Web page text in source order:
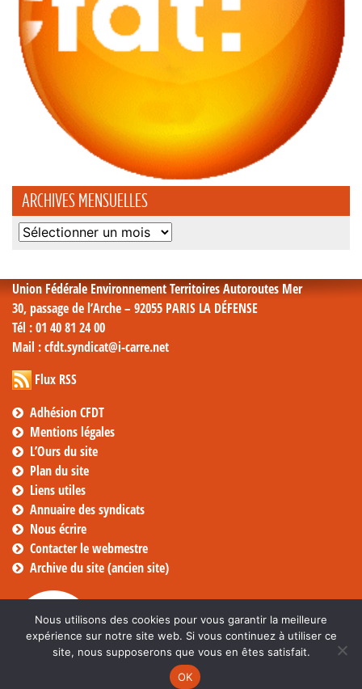
ARCHIVES MENSUELLES
Archives
Union Fédérale Environnement Territoires Autoroutes Mer
30, passage de l’Arche – 92055 PARIS LA DÉFENSE
Tél : 01 40 81 24 00
Mail : cfdt.syndicat@i-carre.net
Flux RSS
Adhésion CFDT
Mentions légales
L’Ours du site
Plan du site
Liens utiles
Annuaire des syndicats
Nous écrire
Contacter le webmestre
Archive du site (ancien site)
Nous utilisons des cookies pour vous garantir la meilleure
expérience sur notre site web. Si vous continuez à utiliser ce
site, nous supposerons que vous en êtes satisfait.
OK